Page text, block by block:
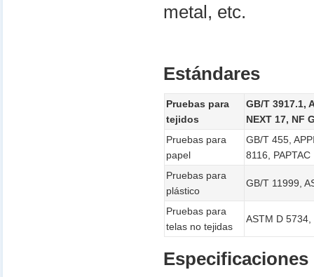
metal, etc.
Estándares
Pruebas para
tejidos
GB/T 3917.1,
NEXT 17, NF
Pruebas para
papel
GB/T 455,
8116,
Pruebas para
plástico
GB/T 11999,
Pruebas para
telas no tejidas
ASTM D